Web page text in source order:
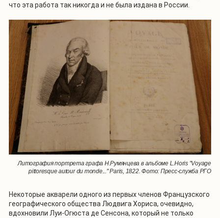
что эта работа так никогда и не была издана в России.
Литография портрета графа Н.Румянцева в альбоме L.Horis "Voyage
pittoresque autour du monde..." Paris, 1822. Фото: Пресс-служба РГО
Некоторые акварели одного из первых членов Французского
географического общества Людвига Хориса, очевидно,
вдохновили Луи-Огюста де Сенсона, который не только